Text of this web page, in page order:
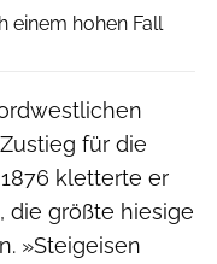
einem hohen Fall
für die
kletterte er
, die größte hiesige
»Steigeisen